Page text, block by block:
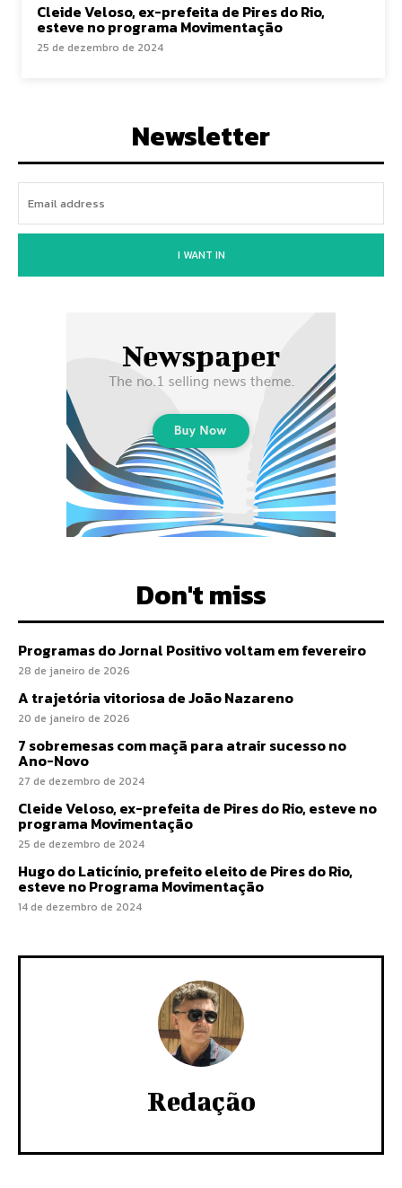
Cleide Veloso, ex-prefeita de Pires do Rio,
esteve no programa Movimentação
25 de dezembro de 2024
Newsletter
I WANT IN
Don't miss
Programas do Jornal Positivo voltam em fevereiro
28 de janeiro de 2026
A trajetória vitoriosa de João Nazareno
20 de janeiro de 2026
7 sobremesas com maçã para atrair sucesso no
Ano-Novo
27 de dezembro de 2024
Cleide Veloso, ex-prefeita de Pires do Rio, esteve no
programa Movimentação
25 de dezembro de 2024
Hugo do Laticínio, prefeito eleito de Pires do Rio,
esteve no Programa Movimentação
14 de dezembro de 2024
Redação